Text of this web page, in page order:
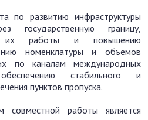
по развитию инфраструктуры
государственную границу,
их работы и повышению
номенклатуры и объемов
по каналам международных
стабильного и
пунктов пропуска.
совместной работы является